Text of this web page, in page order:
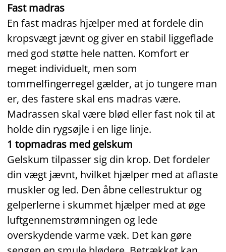
Fast madras
En fast madras hjælper med at fordele din
kropsvægt jævnt og giver en stabil liggeflade
med god støtte hele natten. Komfort er
meget individuelt, men som
tommelfingerregel gælder, at jo tungere man
er, des fastere skal ens madras være.
Madrassen skal være blød eller fast nok til at
holde din rygsøjle i en lige linje.
1 topmadras med gelskum
Gelskum tilpasser sig din krop. Det fordeler
din vægt jævnt, hvilket hjælper med at aflaste
muskler og led. Den åbne cellestruktur og
gelperlerne i skummet hjælper med at øge
luftgennemstrømningen og lede
overskydende varme væk. Det kan gøre